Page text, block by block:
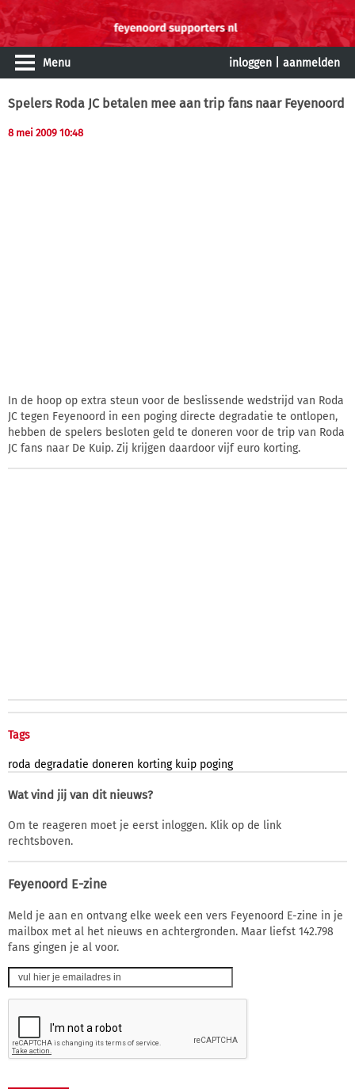
Menu inloggen aanmelden
Spelers Roda JC betalen mee aan trip fans naar Feyenoord
8 mei 2009 10:48
In de hoop op extra steun voor de beslissende wedstrijd van Roda
JC tegen Feyenoord in een poging directe degradatie te ontlopen,
hebben de spelers besloten geld te doneren voor de trip van Roda
JC fans naar De Kuip. Zij krijgen daardoor vijf euro korting.
Tags
roda degradatie doneren korting kuip poging
Wat vind jij van dit nieuws?
Om te reageren moet je eerst inloggen. Klik op de link
rechtsboven.
Feyenoord E-zine
Meld je aan en ontvang elke week een vers Feyenoord E-zine in je
mailbox met al het nieuws en achtergronden. Maar liefst 142.798
fans gingen je al voor.